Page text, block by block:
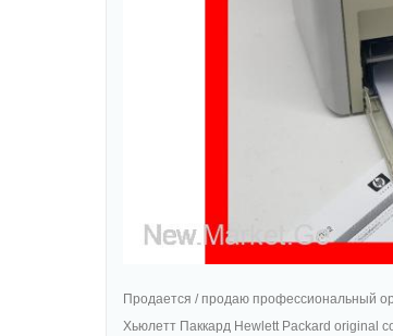
Продается / продаю профессиональный
Хьюлетт Паккард Hewlett Packard original